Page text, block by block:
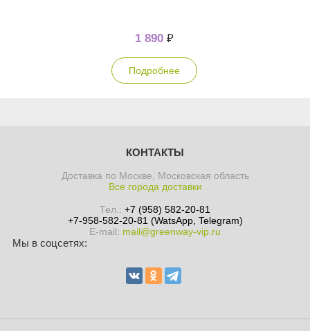
1 890 ₽
Подробнее
КОНТАКТЫ
Доставка по Москве, Московская область
Все города доставки
Тел.: +7 (958) 582-20-81
+7-958-582-20-81 (WatsApp, Telegram)
E-mail: mail@greenway-vip.ru
Мы в соцсетях: